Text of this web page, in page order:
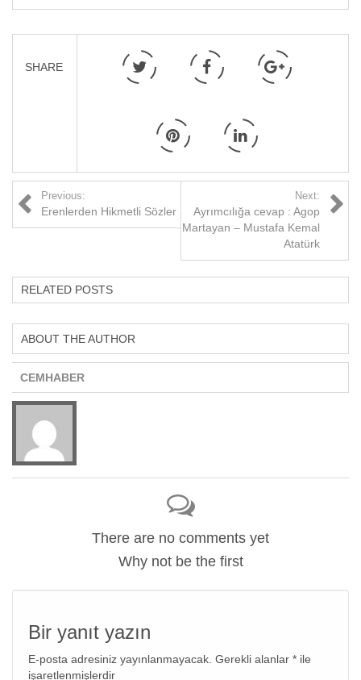
SHARE
Previous:
Erenlerden Hikmetli Sözler
Next:
Ayrımcılığa cevap : Agop
Martayan – Mustafa Kemal
Atatürk
RELATED POSTS
ABOUT THE AUTHOR
CEMHABER
There are no comments yet
Why not be the first
Bir yanıt yazın
E-posta adresiniz yayınlanmayacak. Gerekli alanlar * ile
işaretlenmişlerdir